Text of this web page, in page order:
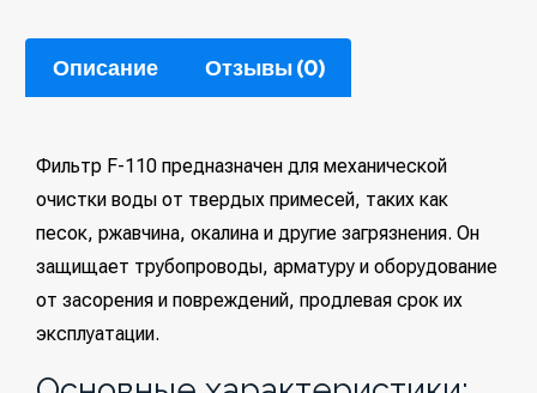
Описание Отзывы (0)
Фильтр F-110 предназначен для механической
очистки воды от твердых примесей, таких как
песок, ржавчина, окалина и другие загрязнения. Он
защищает трубопроводы, арматуру и оборудование
от засорения и повреждений, продлевая срок их
эксплуатации.